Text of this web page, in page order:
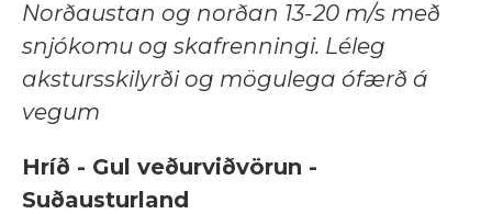
Norðaustan og norðan 13-20 m/s með
snjókomu og skafrenningi. Léleg
akstursskilyrði og mögulega ófærð á
vegum
Hríð - Gul veðurviðvörun -
Suðausturland